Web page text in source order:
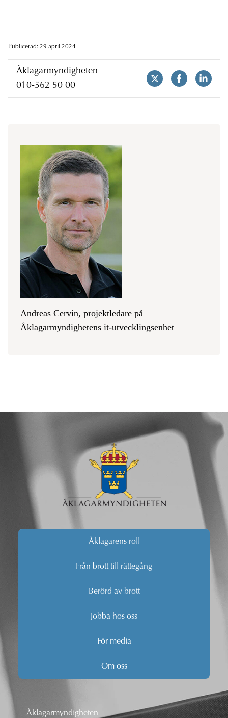
Publicerad: 29 april 2024
Åklagarmyndigheten
010-562 50 00
Andreas Cervin, projektledare på
Åklagarmyndighetens it-utvecklingsenhet
Åklagarens roll
Från brott till rättegång
Berörd av brott
Jobba hos oss
För media
Om oss
Åklagarmyndigheten